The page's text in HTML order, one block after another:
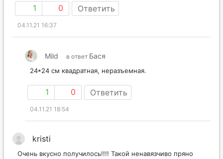
1 0 Ответить
04.11.21 16:37
Mild в ответ Бася
24*24 см квадратная, неразъемная.
1 0 Ответить
04.11.21 18:54
kristi
Очень вкусно получилось!!!! Такой ненавязчиво пряно